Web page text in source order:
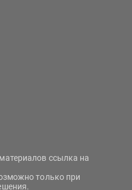
ссылка на
только при